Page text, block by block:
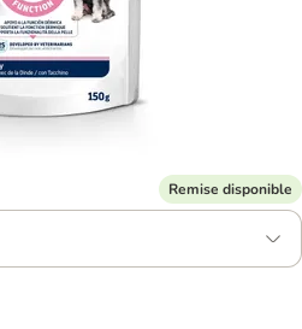
Remise disponible